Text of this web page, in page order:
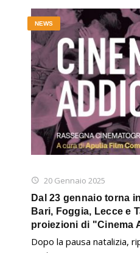
20 Gennaio 2025
NEWS
Dal 23 gennaio torna
Bari, Foggia, Lecce e
proiezioni di "Cinema
Dopo la pausa natalizia,